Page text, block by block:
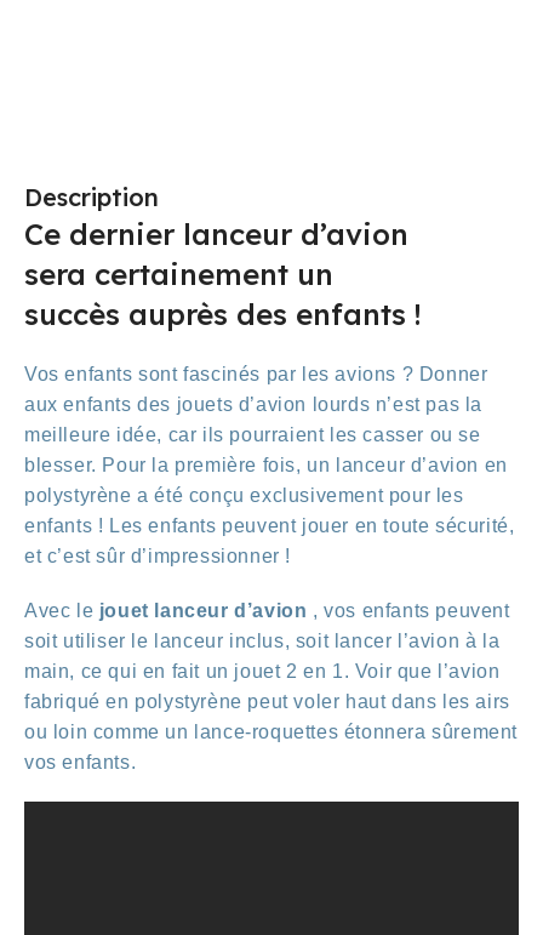
Description
Ce dernier lanceur d’avion
sera certainement un
succès auprès des enfants !
Vos enfants sont fascinés par les avions ? Donner
aux enfants des jouets d’avion lourds n’est pas la
meilleure idée, car ils pourraient les casser ou se
blesser. Pour la première fois, un lanceur d’avion en
polystyrène a été conçu exclusivement pour les
enfants ! Les enfants peuvent jouer en toute sécurité,
et c’est sûr d’impressionner !
Avec le jouet lanceur d’avion , vos enfants peuvent
soit utiliser le lanceur inclus, soit lancer l’avion à la
main, ce qui en fait un jouet 2 en 1. Voir que l’avion
fabriqué en polystyrène peut voler haut dans les airs
ou loin comme un lance-roquettes étonnera sûrement
vos enfants.